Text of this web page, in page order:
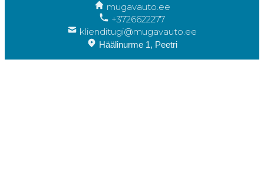
mugavauto.ee
+3726622277
klienditugi@mugavauto.ee
Häälinurme 1, Peetri